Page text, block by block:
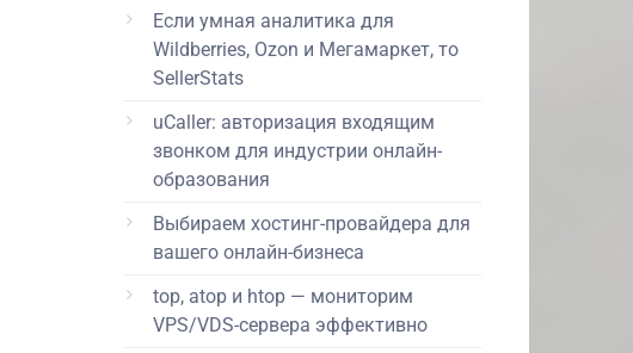
Если умная аналитика для
Wildberries, Ozon и Мегамаркет, то
SellerStats
uCaller: авторизация входящим
звонком для индустрии онлайн-
образования
Выбираем хостинг-провайдера для
вашего онлайн-бизнеса
top, atop и htop — мониторим
VPS/VDS-сервера эффективно